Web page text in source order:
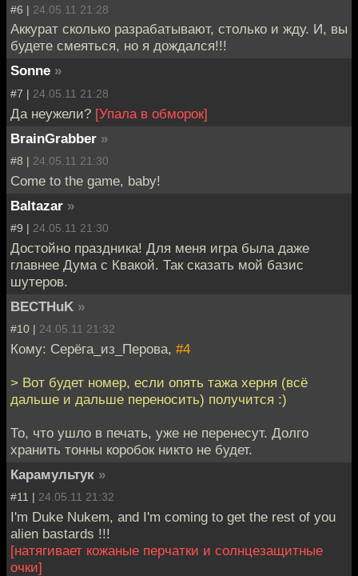
#6 | 24.05.11 21:28
Аккурат сколько разрабатывают, столько и жду. И, вы
будете смеяться, но я дождался!!!
Sonne »
#7 | 24.05.11 21:28
Да неужели? [Упала в обморок]
BrainGrabber »
#8 | 24.05.11 21:30
Come to the game, baby!
Baltazar »
#9 | 24.05.11 21:30
Достойно праздника! Для меня игра была даже
главнее Дума с Квакой. Так сказать мой базис
шутеров.
BECTHuK »
#10 | 24.05.11 21:32
Кому: Серёга_из_Перова, #4
> Вот будет номер, если опять тажа херня (всё
дальше и дальше переносить) получится :)
То, что ушло в печать, уже не перенесут. Долго
хранить тонны коробок никто не будет.
Карамультук »
#11 | 24.05.11 21:32
I'm Duke Nukem, and I'm coming to get the rest of you
alien bastards !!!
[натягивает кожаные перчатки и солнцезащитные
очки]